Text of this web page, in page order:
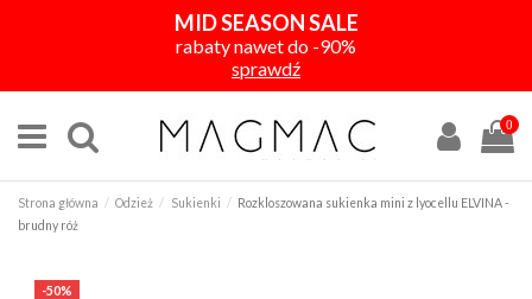
MID SEASON SALE
rabaty nawet do -90%
sprawdź
0
Strona główna Odzież Sukienki
Rozkloszowana sukienka mini z lyocellu ELVINA -
brudny róż
-50%